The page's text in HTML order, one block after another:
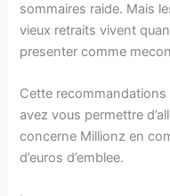
sommaires raide. Mais
vieux retraits vivent
presenter comme
Cette recommandations
avez vous permettre
concerne Millionz en
d’euros d’emblee.